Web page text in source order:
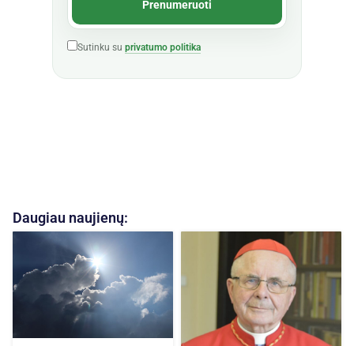
Sutinku su privatumo politika
Daugiau naujienų: